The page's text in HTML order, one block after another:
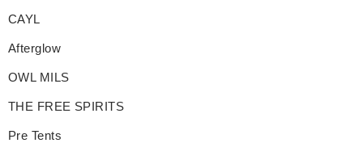
CAYL
Afterglow
OWL MILS
THE FREE SPIRITS
Pre Tents